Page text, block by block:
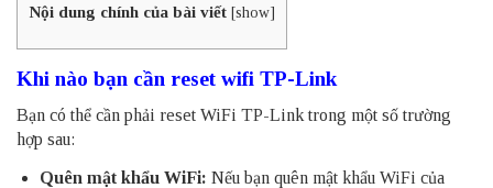
Nội dung chính của bài viết [show]
Khi nào bạn cần reset wifi TP-Link
Bạn có thể cần phải reset WiFi TP-Link trong một số trường
hợp sau:
Quên mật khẩu WiFi: Nếu bạn quên mật khẩu WiFi của